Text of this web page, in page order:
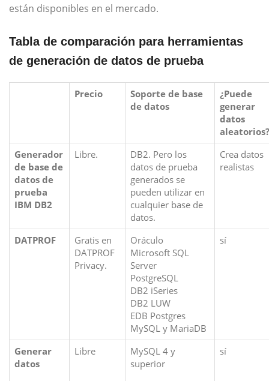
están disponibles en el mercado.
Tabla de comparación para herramientas
de generación de datos de prueba
Precio
Soporte de base
de datos
¿Puede
generar
datos
aleatorios?
Generador
de base de
datos de
prueba
IBM DB2
Libre.
DB2. Pero los
datos de prueba
generados se
pueden utilizar en
cualquier base de
datos.
Crea datos
realistas
DATPROF
Gratis en
DATPROF
Privacy.
Oráculo
Microsoft SQL
Server
PostgreSQL
DB2 iSeries
DB2 LUW
EDB Postgres
MySQL y MariaDB
sí
Generar
datos
Libre
MySQL 4 y
superior
sí